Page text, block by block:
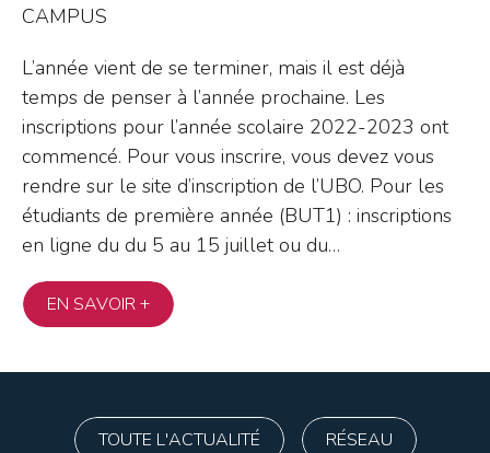
CAMPUS
L’année vient de se terminer, mais il est déjà
temps de penser à l’année prochaine. Les
inscriptions pour l’année scolaire 2022-2023 ont
commencé. Pour vous inscrire, vous devez vous
rendre sur le site d’inscription de l’UBO. Pour les
étudiants de première année (BUT1) : inscriptions
en ligne du du 5 au 15 juillet ou du…
EN SAVOIR +
TOUTE L'ACTUALITÉ RÉSEAU